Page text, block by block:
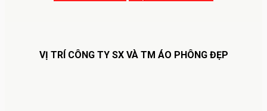
VỊ TRÍ CÔNG TY SX VÀ TM ÁO PHÔNG ĐẸP